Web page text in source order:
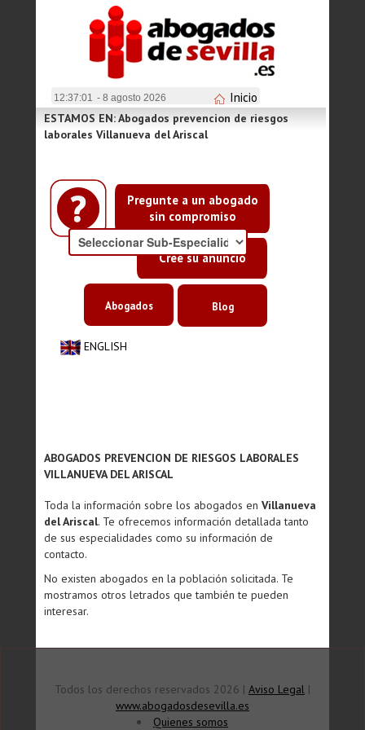
12:37:01 - 8 agosto 2026 Inicio
Pregunte a un abogado
sin compromiso
Cree su anuncio
ESTAMOS EN: Abogados prevencion de riesgos
laborales Villanueva del Ariscal
ENGLISH
Abogados Blog
ABOGADOS PREVENCION DE RIESGOS LABORALES
VILLANUEVA DEL ARISCAL
Toda la información sobre los abogados en Villanueva
del Ariscal. Te ofrecemos información detallada tanto
de sus especialidades como su información de
contacto.
No existen abogados en la población solicitada. Te
mostramos otros letrados que también te pueden
interesar.
Todos los derechos reservados 2026 | Aviso Legal |
www.abogadosdesevilla.es
Quienes somos